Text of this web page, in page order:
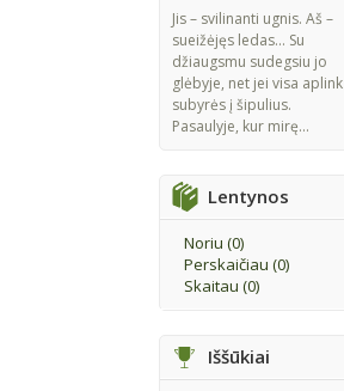
Jis – svilinanti ugnis. Aš –
sueižėjęs ledas... Su
džiaugsmu sudegsiu jo
glėbyje, net jei visa aplink
subyrės į šipulius.
Pasaulyje, kur mirę...
Lentynos
Noriu (0)
Perskaičiau (0)
Skaitau (0)
Iššūkiai